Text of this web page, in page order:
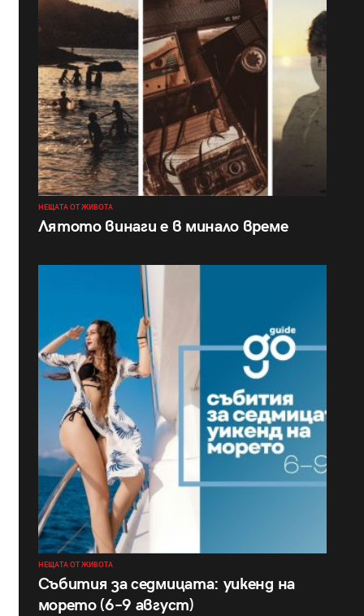
НЕЩАТА ОТ ЖИВОТА
Лятото винаги е в минало време
НЕЩАТА ОТ ЖИВОТА
Събития за седмицата: уикенд на
морето (6–9 август)